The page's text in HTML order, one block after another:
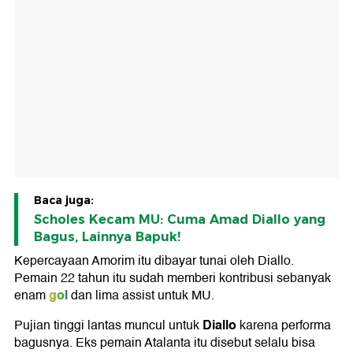
Baca juga:
Scholes Kecam MU: Cuma Amad Diallo yang
Bagus, Lainnya Bapuk!
Kepercayaan Amorim itu dibayar tunai oleh Diallo.
Pemain 22 tahun itu sudah memberi kontribusi sebanyak
enamgoldan lima assist untuk MU.
Pujian tinggi lantas muncul untukDiallokarena performa
bagusnya. Eks pemain Atalanta itu disebut selalu bisa